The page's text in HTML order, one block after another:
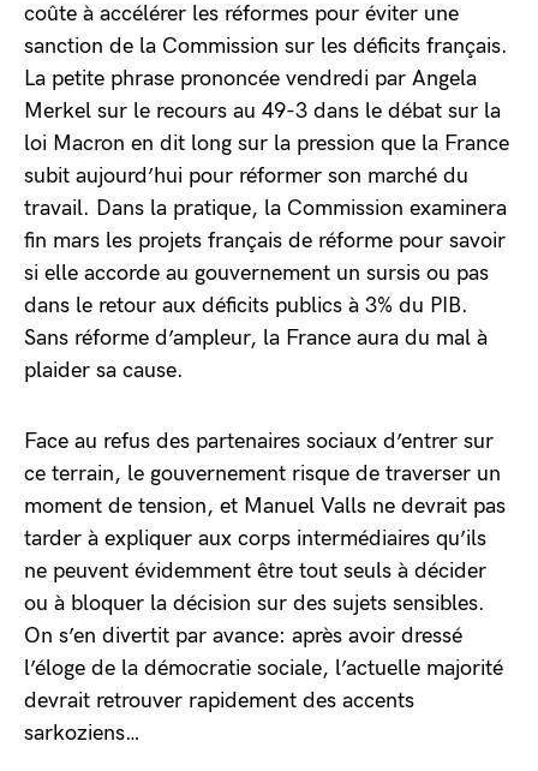
coûte à accélérer les réformes pour éviter une
sanction de la Commission sur les déficits français.
La petite phrase prononcée vendredi par Angela
Merkel sur le recours au 49-3 dans le débat sur la
loi Macron en dit long sur la pression que la France
subit aujourd’hui pour réformer son marché du
travail. Dans la pratique, la Commission examinera
fin mars les projets français de réforme pour savoir
si elle accorde au gouvernement un sursis ou pas
dans le retour aux déficits publics à 3% du PIB.
Sans réforme d’ampleur, la France aura du mal à
plaider sa cause.
Face au refus des partenaires sociaux d’entrer sur
ce terrain, le gouvernement risque de traverser un
moment de tension, et Manuel Valls ne devrait pas
tarder à expliquer aux corps intermédiaires qu’ils
ne peuvent évidemment être tout seuls à décider
ou à bloquer la décision sur des sujets sensibles.
On s’en divertit par avance: après avoir dressé
l’éloge de la démocratie sociale, l’actuelle majorité
devrait retrouver rapidement des accents
sarkoziens…